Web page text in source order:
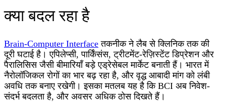
क्या बदल रहा है
Brain-Computer Interface तकनीक ने लैब से क्लिनिक तक की
दूरी घटाई है। एपिलेप्सी, पार्किंसंस, ट्रीटमेंट-रेज़िस्टेंट डिप्रेशन और
पैरालिसिस जैसी बीमारियाँ बड़े एड्रेसेबल मार्केट बनाती हैं। भारत में
नैरोलॉजिकल रोगों का भार बढ़ रहा है, और वृद्ध आबादी मांग को लंबी
अवधि तक बनाए रखेगी। इसका मतलब यह है कि BCI अब निवेश-
संदर्भ बदलता है, और अवसर अधिक ठोस दिखते हैं।